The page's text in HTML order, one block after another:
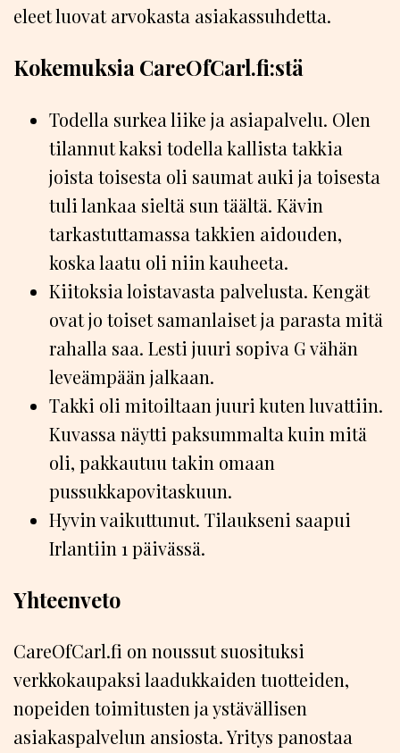
eleet luovat arvokasta asiakassuhdetta.
Kokemuksia CareOfCarl.fi:stä
Todella surkea liike ja asiapalvelu. Olen
tilannut kaksi todella kallista takkia
joista toisesta oli saumat auki ja toisesta
tuli lankaa sieltä sun täältä. Kävin
tarkastuttamassa takkien aidouden,
koska laatu oli niin kauheeta.
Kiitoksia loistavasta palvelusta. Kengät
ovat jo toiset samanlaiset ja parasta mitä
rahalla saa. Lesti juuri sopiva G vähän
leveämpään jalkaan.
Takki oli mitoiltaan juuri kuten luvattiin.
Kuvassa näytti paksummalta kuin mitä
oli, pakkautuu takin omaan
pussukkapovitaskuun.
Hyvin vaikuttunut. Tilaukseni saapui
Irlantiin 1 päivässä.
Yhteenveto
CareOfCarl.fi on noussut suosituksi
verkkokaupaksi laadukkaiden tuotteiden,
nopeiden toimitusten ja ystävällisen
asiakaspalvelun ansiosta. Yritys panostaa